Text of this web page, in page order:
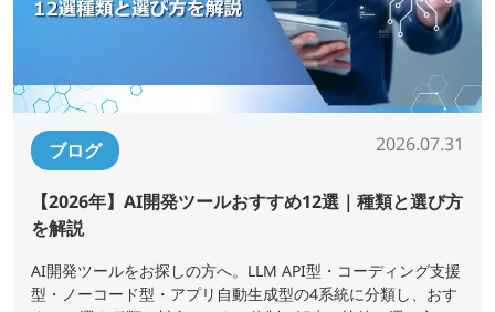
ブログ 2026.07.31
【2026年】AI開発ツールおすすめ12選｜種類と選び方
を解説
AI開発ツールをお探しの方へ。LLM API型・コーディング支援
型・ノーコード型・アプリ自動生成型の4系統に分類し、おす